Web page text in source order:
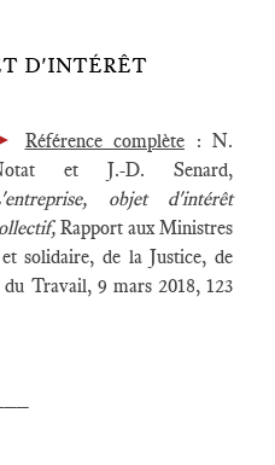
D'INTÉRÊT
Référence complète : N.
et J.-D. Senard,
objet d'intérêt
Rapport aux Ministres
solidaire, de la Justice, de
Travail, 9 mars 2018, 123